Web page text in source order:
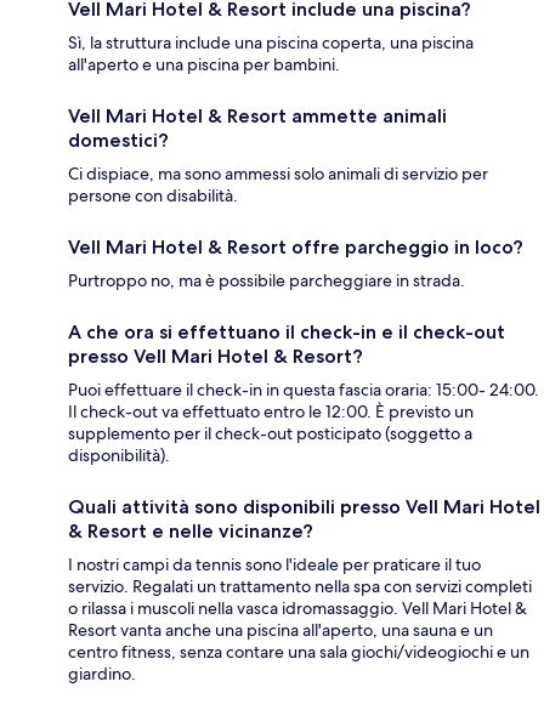
Vell Mari Hotel & Resort include una piscina?
Sì, la struttura include una piscina coperta, una piscina
all'aperto e una piscina per bambini.
Vell Mari Hotel & Resort ammette animali
domestici?
Ci dispiace, ma sono ammessi solo animali di servizio per
persone con disabilità.
Vell Mari Hotel & Resort offre parcheggio in loco?
Purtroppo no, ma è possibile parcheggiare in strada.
A che ora si effettuano il check-in e il check-out
presso Vell Mari Hotel & Resort?
Puoi effettuare il check-in in questa fascia oraria: 15:00- 24:00.
Il check-out va effettuato entro le 12:00. È previsto un
supplemento per il check-out posticipato (soggetto a
disponibilità).
Quali attività sono disponibili presso Vell Mari Hotel
& Resort e nelle vicinanze?
I nostri campi da tennis sono l'ideale per praticare il tuo
servizio. Regalati un trattamento nella spa con servizi completi
o rilassa i muscoli nella vasca idromassaggio. Vell Mari Hotel &
Resort vanta anche una piscina all'aperto, una sauna e un
centro fitness, senza contare una sala giochi/videogiochi e un
giardino.